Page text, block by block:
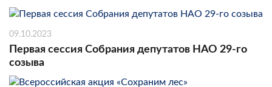
09.10.2023
Первая сессия Собрания депутатов НАО 29-го
созыва